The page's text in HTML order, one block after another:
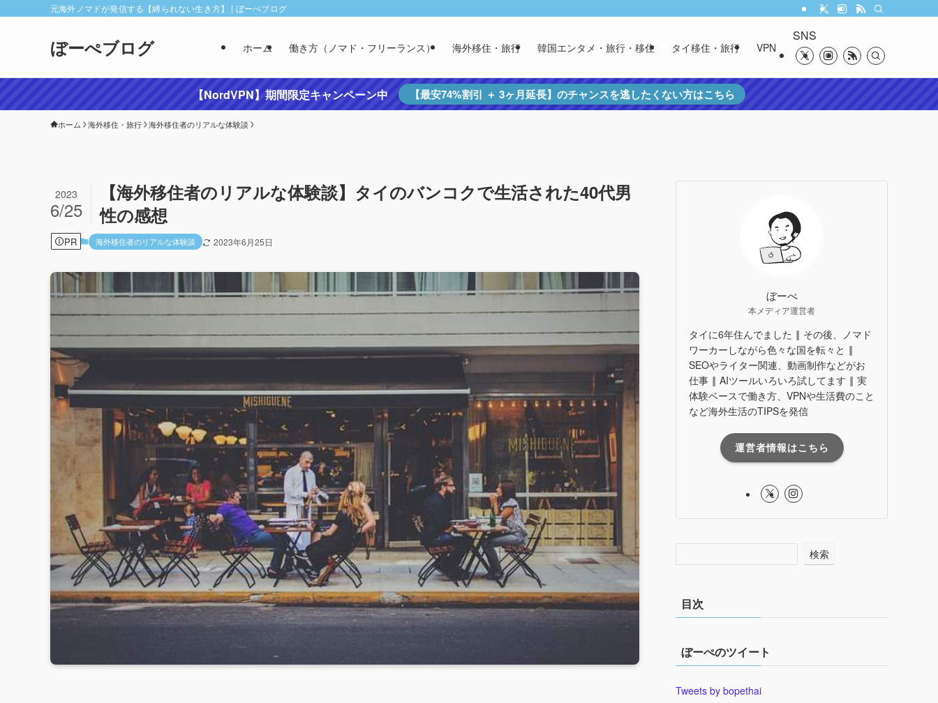
元海外ノマドが発信する【縛られない生き方】 | ぼーぺブログ
ぼーぺブログ ホーム 働き方（ノマド・フリーランス） 海外移住・旅行 韓国エンタメ・旅行・移住 タイ移住・旅行 VPN
SNS
【NordVPN】期間限定キャンペーン中 【最安74%割引 ＋ 3ヶ月延長】のチャンスを逃したくない方はこちら
ホーム 海外移住・旅行 海外移住者のリアルな体験談
【海外移住者のリアルな体験談】タイのバンコクで生活された40代男
性の感想
2023
6/25
PR 海外移住者のリアルな体験談 2023年6月25日
ぼーぺ
本メディア運営者
タイに6年住んでました ‖ その後、ノマド
ワーカーしながら色々な国を転々と ‖
SEOやライター関連、動画制作などがお
仕事 ‖ AIツールいろいろ試してます ‖ 実
体験ベースで働き方、VPNや生活費のこと
など海外生活のTIPSを発信
運営者情報はこちら
検索
目次
ぼーぺのツイート
Tweets by bopethai